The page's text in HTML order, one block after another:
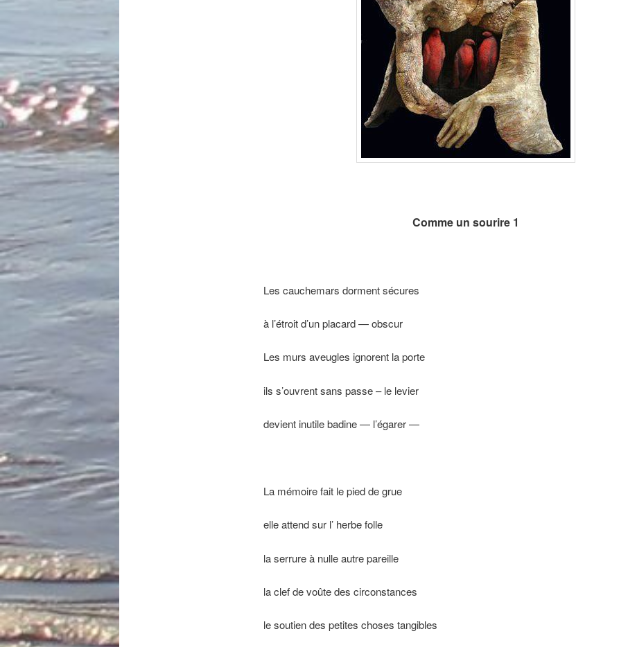
Comme un sourire 1
Les cauchemars dorment sécures
à l’étroit d’un placard — obscur
Les murs aveugles ignorent la porte
ils s’ouvrent sans passe – le levier
devient inutile badine — l’égarer —
La mémoire fait le pied de grue
elle attend sur l’ herbe folle
la serrure à nulle autre pareille
la clef de voûte des circonstances
le soutien des petites choses tangibles